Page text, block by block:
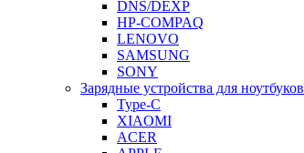
DNS/DEXP
HP-COMPAQ
LENOVO
SAMSUNG
SONY
Зарядные устройства для ноутбуков
Type-C
XIAOMI
ACER